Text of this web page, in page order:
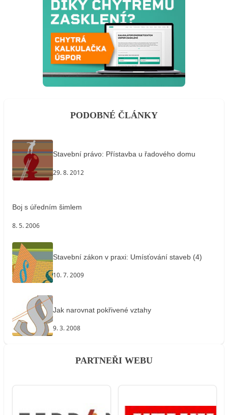
PODOBNÉ ČLÁNKY
Stavební právo: Přístavba u řadového domu
29. 8. 2012
Boj s úředním šimlem
8. 5. 2006
Stavební zákon v praxi: Umísťování staveb (4)
10. 7. 2009
Jak narovnat pokřivené vztahy
9. 3. 2008
PARTNEŘI WEBU